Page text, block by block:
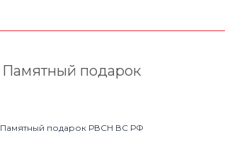
Памятный подарок
Памятный подарок РВСН ВС РФ